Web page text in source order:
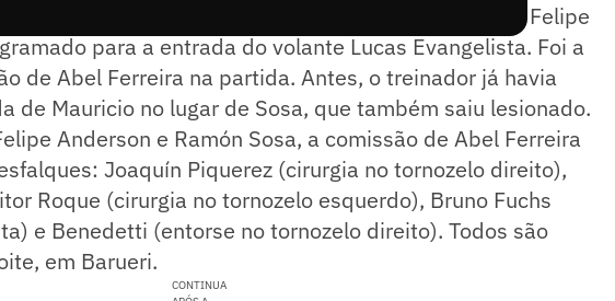
do Palmeiras aos 19 minutos do primeiro tempo, Felipe
para a entrada do volante Lucas Evangelista. Foi a
de Abel Ferreira na partida. Antes, o treinador já havia
de Mauricio no lugar de Sosa, que também saiu lesionado.
Anderson e Ramón Sosa, a comissão de Abel Ferreira
Joaquín Piquerez (cirurgia no tornozelo direito),
Roque (cirurgia no tornozelo esquerdo), Bruno Fuchs
e Benedetti (entorse no tornozelo direito). Todos são
em Barueri.
CONTINUA